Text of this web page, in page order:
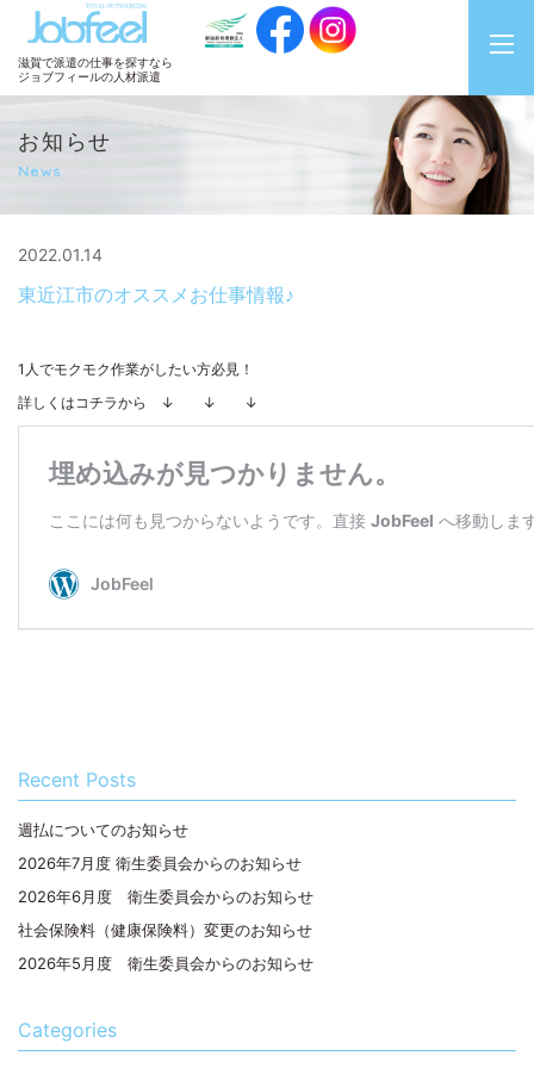
JobFeel
滋賀で派遣の仕事を探すなら
ジョブフィールの人材派遣
お知らせ
News
2022.01.14
東近江市のオススメお仕事情報♪
1人でモクモク作業がしたい方必見！
詳しくはコチラから ↓ ↓ ↓
Recent Posts
週払についてのお知らせ
2026年7月度 衛生委員会からのお知らせ
2026年6月度 衛生委員会からのお知らせ
社会保険料（健康保険料）変更のお知らせ
2026年5月度 衛生委員会からのお知らせ
Categories